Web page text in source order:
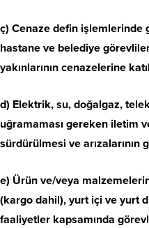
ç) Cenaze defin
hastane ve belediye
yakınlarının cenazelerine
d) Elektrik, su, doğalgaz,
uğramaması gereken iletim
sürdürülmesi ve
e) Ürün ve/veya
(kargo dahil), yurt içi ve yurt
faaliyetler kapsamında